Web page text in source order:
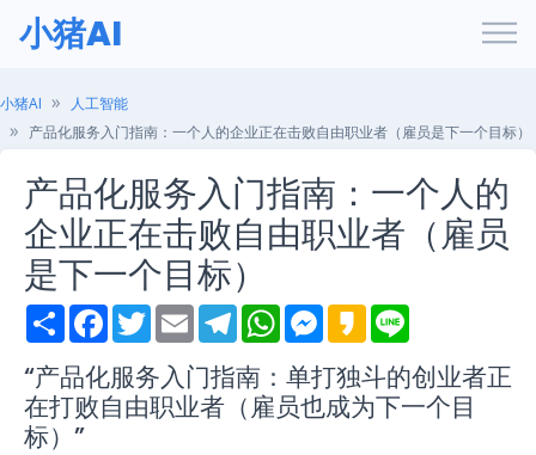
小猪AI
小猪AI
人工智能
产品化服务入门指南：一个人的企业正在击败自由职业者（雇员是下一个目标）
产品化服务入门指南：一个人的
企业正在击败自由职业者（雇员
是下一个目标）
S
h
r
e
F
a
e
b
o
T
w
t
t
e
E
m
i
T
e
e
g
r
a
W
h
s
A
M
e
s
e
n
K
a
a
o
e
“产品化服务入门指南：单打独斗的创业者正
在打败自由职业者（雇员也成为下一个目
标）”